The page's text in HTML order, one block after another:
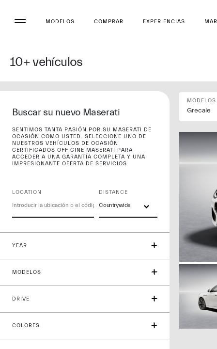
MODELOS COMPRAR EXPERIENCIAS
10+vehículos
Buscar su nuevo Maserati
SENTIMOS TANTA PASIÓN POR SU MASERATI DE
OCASIÓN COMO USTED. SELECCIONE UNO DE
NUESTROS VEHÍCULOS DE OCASIÓN
CERTIFICADOS OFFICINE MASERATI PARA
ACCEDER A UNA GARANTÍA COMPLETA Y UNA
IMPRESIONANTE OFERTA DE SERVICIOS.
LOCATION DISTANCE
Countrywide
YEAR
MODELOS
DRIVE
COLORES
MODELOS
Grecale